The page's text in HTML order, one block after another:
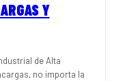
Y
de Alta
no importa la